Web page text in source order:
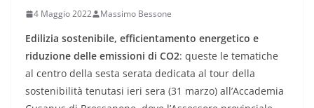
4 Maggio 2022 Massimo Bessone
Edilizia sostenibile, efficientamento energetico e
riduzione delle emissioni di CO2: queste le tematiche
al centro della sesta serata dedicata al tour della
sostenibilità tenutasi ieri sera (31 marzo) all’Accademia